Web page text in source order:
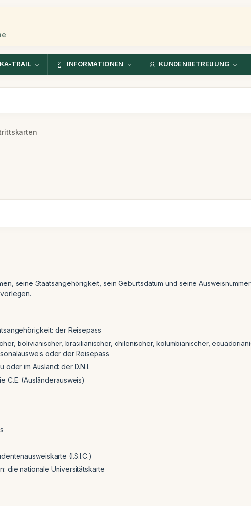
TRAIL INFORMATIONEN KUNDENBETREUUNG
seine Staatsangehörigkeit, sein Geburtsdatum und seine
der Reisepass
bolivianischer, brasilianischer, chilenischer, kolumbianischer,
oder der Reisepass
oder im Ausland: der D.N.I.
C.E. (Ausländerausweis)
(I.S.I.C.)
die nationale Universitätskarte